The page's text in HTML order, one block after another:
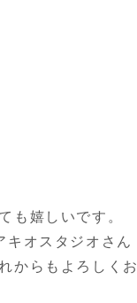
も嬉しいです。
キオスタジオさん
からもよろしくお